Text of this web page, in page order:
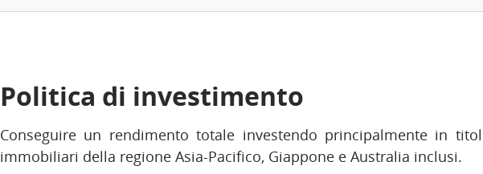
Politica di investimento
Conseguire un rendimento totale investendo principalmente in
immobiliari della regione Asia-Pacifico, Giappone e Australia inclusi.